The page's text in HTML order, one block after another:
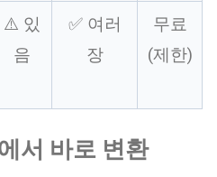
⚠️ 있
음
✅ 여러
장
무료
(제한)
서 바로 변환